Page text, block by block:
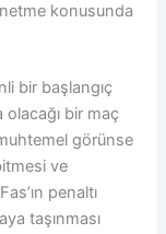
konusunda
bir başlangıç
bir maç
görünse
ve
penaltı
taşınması